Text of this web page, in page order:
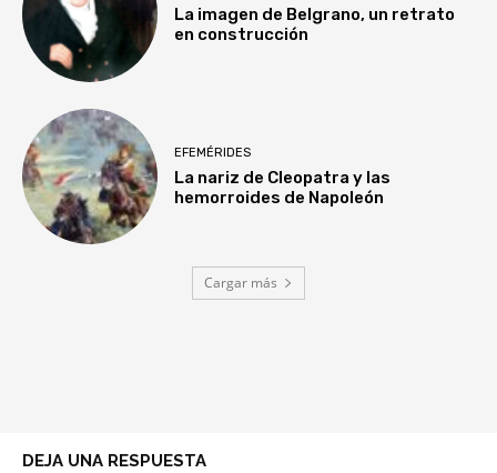
La imagen de Belgrano, un retrato
en construcción
EFEMÉRIDES
La nariz de Cleopatra y las
hemorroides de Napoleón
Cargar más
DEJA UNA RESPUESTA